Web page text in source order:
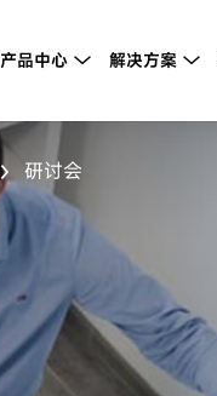
产品中心  解决方案 
 研讨会